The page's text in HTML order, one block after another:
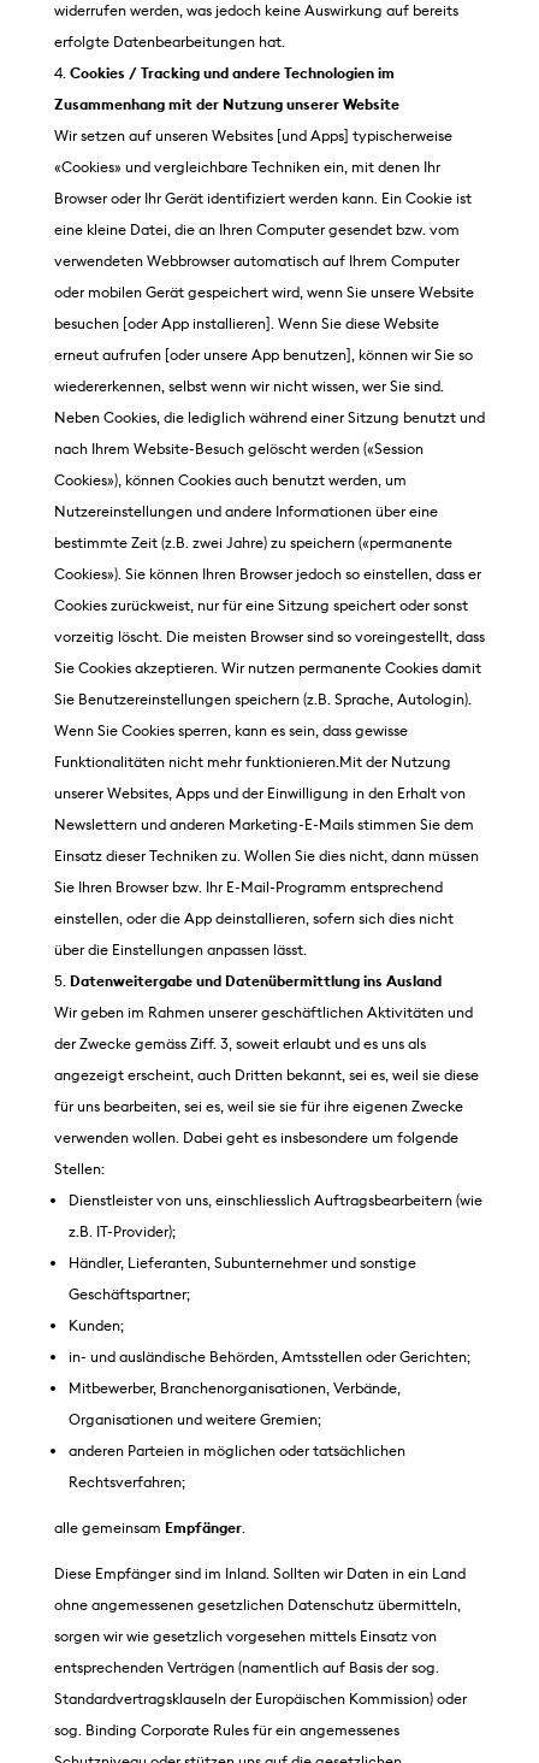
widerrufen werden, was jedoch keine Auswirkung auf bereits
erfolgte Datenbearbeitungen hat.
Cookies / Tracking und andere Technologien im
Zusammenhang mit der Nutzung unserer Website
Wir setzen auf unseren Websites [und Apps] typischerweise
«Cookies» und vergleichbare Techniken ein, mit denen Ihr
Browser oder Ihr Gerät identifiziert werden kann. Ein Cookie ist
eine kleine Datei, die an Ihren Computer gesendet bzw. vom
verwendeten Webbrowser automatisch auf Ihrem Computer
oder mobilen Gerät gespeichert wird, wenn Sie unsere Website
besuchen [oder App installieren]. Wenn Sie diese Website
erneut aufrufen [oder unsere App benutzen], können wir Sie so
wiedererkennen, selbst wenn wir nicht wissen, wer Sie sind.
Neben Cookies, die lediglich während einer Sitzung benutzt und
nach Ihrem Website-Besuch gelöscht werden («Session
Cookies»), können Cookies auch benutzt werden, um
Nutzereinstellungen und andere Informationen über eine
bestimmte Zeit (z.B. zwei Jahre) zu speichern («permanente
Cookies»). Sie können Ihren Browser jedoch so einstellen, dass er
Cookies zurückweist, nur für eine Sitzung speichert oder sonst
vorzeitig löscht. Die meisten Browser sind so voreingestellt, dass
Sie Cookies akzeptieren. Wir nutzen permanente Cookies damit
Sie Benutzereinstellungen speichern (z.B. Sprache, Autologin).
Wenn Sie Cookies sperren, kann es sein, dass gewisse
Funktionalitäten nicht mehr funktionieren.Mit der Nutzung
unserer Websites, Apps und der Einwilligung in den Erhalt von
Newslettern und anderen Marketing-E-Mails stimmen Sie dem
Einsatz dieser Techniken zu. Wollen Sie dies nicht, dann müssen
Sie Ihren Browser bzw. Ihr E-Mail-Programm entsprechend
einstellen, oder die App deinstallieren, sofern sich dies nicht
über die Einstellungen anpassen lässt.
Datenweitergabe und Datenübermittlung ins Ausland
Wir geben im Rahmen unserer geschäftlichen Aktivitäten und
der Zwecke gemäss Ziff. 3, soweit erlaubt und es uns als
angezeigt erscheint, auch Dritten bekannt, sei es, weil sie diese
für uns bearbeiten, sei es, weil sie sie für ihre eigenen Zwecke
verwenden wollen. Dabei geht es insbesondere um folgende
Stellen:
Dienstleister von uns, einschliesslich Auftragsbearbeitern (wie
z.B. IT-Provider);
Händler, Lieferanten, Subunternehmer und sonstige
Geschäftspartner;
Kunden;
in- und ausländische Behörden, Amtsstellen oder Gerichten;
Mitbewerber, Branchenorganisationen, Verbände,
Organisationen und weitere Gremien;
anderen Parteien in möglichen oder tatsächlichen
Rechtsverfahren;
alle gemeinsam Empfänger.
Diese Empfänger sind im Inland. Sollten wir Daten in ein Land
ohne angemessenen gesetzlichen Datenschutz übermitteln,
sorgen wir wie gesetzlich vorgesehen mittels Einsatz von
entsprechenden Verträgen (namentlich auf Basis der sog.
Standardvertragsklauseln der Europäischen Kommission) oder
sog. Binding Corporate Rules für ein angemessenes